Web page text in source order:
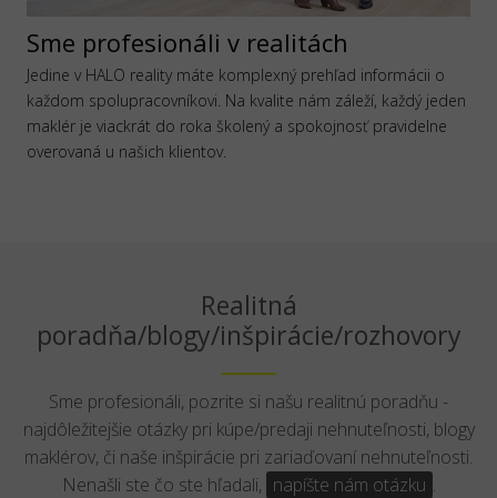
Sme profesionáli v realitách
Jedine v HALO reality máte komplexný prehľad informácii o
každom spolupracovníkovi. Na kvalite nám záleží, každý jeden
maklér je viackrát do roka školený a spokojnosť pravidelne
overovaná u našich klientov.
Realitná
poradňa/blogy/inšpirácie/rozhovory
Sme profesionáli, pozrite si našu realitnú poradňu -
najdôležitejšie otázky pri kúpe/predaji nehnuteľnosti, blogy
maklérov, či naše inšpirácie pri zariaďovaní nehnuteľnosti.
Nenašli ste čo ste hľadali, napíšte nám otázku .